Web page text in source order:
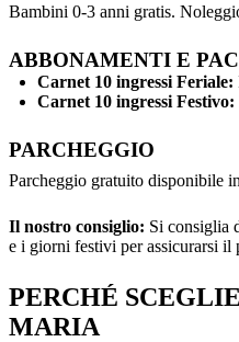
Bambini 0-3 anni gratis.
ABBONAMENTI E
Carnet 10 ingressi Feriale:
Carnet 10 ingressi Festivo:
PARCHEGGIO
Parcheggio gratuito disponibile
Il nostro consiglio: Si consiglia
e i giorni festivi per assicurarsi il
PERCHÉ
MARIA